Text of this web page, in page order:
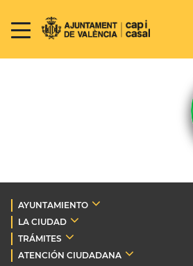
AYUNTAMIENTO
LA CIUDAD
TRÁMITES
ATENCIÓN CIUDADANA